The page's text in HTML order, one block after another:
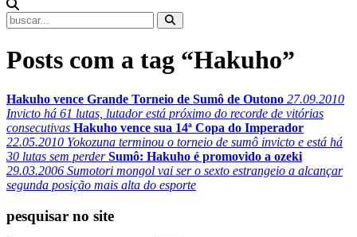
Posts com a tag “Hakuho”
Hakuho vence Grande Torneio de Sumô de Outono 27.09.2010
Invicto há 61 lutas, lutador está próximo do recorde de vitórias
consecutivas Hakuho vence sua 14ª Copa do Imperador
22.05.2010 Yokozuna terminou o torneio de sumô invicto e está há
30 lutas sem perder Sumô: Hakuho é promovido a ozeki
29.03.2006 Sumotori mongol vai ser o sexto estrangeio a alcançar
segunda posição mais alta do esporte
pesquisar no site